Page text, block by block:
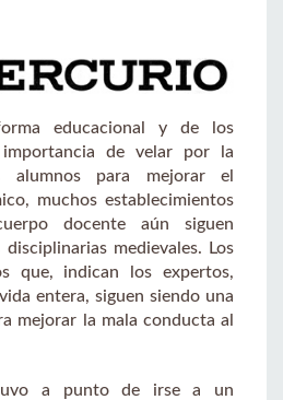
educacional y de los
de velar por la
alumnos para mejorar el
muchos establecimientos
docente aún siguen
medievales. Los
que, indican los expertos,
entera, siguen siendo una
mejorar la mala conducta al
a punto de irse a un